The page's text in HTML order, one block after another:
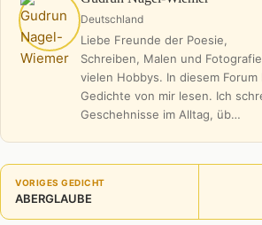
Deutschland
Liebe Freunde der Poesie,
Schreiben, Malen und
vielen Hobbys. In diesem
Gedichte von mir lesen. Ich
Geschehnisse im Alltag, üb…
VORIGES GEDICHT
ABERGLAUBE